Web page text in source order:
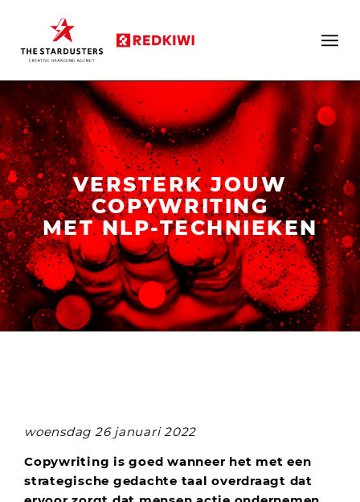
VERSTERK JOUW
COPYWRITING
MET NLP-TECHNIEKEN
woensdag 26 januari 2022
Copywriting is goed wanneer het met een
strategische gedachte taal overdraagt dat